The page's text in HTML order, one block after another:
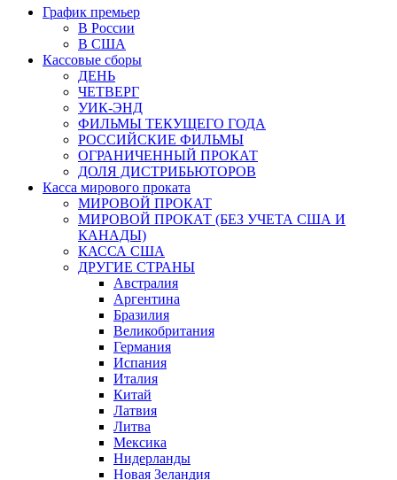
График премьер
В России
В США
Кассовые сборы
ДЕНЬ
ЧЕТВЕРГ
УИК-ЭНД
ФИЛЬМЫ ТЕКУЩЕГО ГОДА
РОССИЙСКИЕ ФИЛЬМЫ
ОГРАНИЧЕННЫЙ ПРОКАТ
ДОЛЯ ДИСТРИБЬЮТОРОВ
Касса мирового проката
МИРОВОЙ ПРОКАТ
МИРОВОЙ ПРОКАТ (БЕЗ УЧЕТА США И
КАНАДЫ)
КАССА США
ДРУГИЕ СТРАНЫ
Австралия
Аргентина
Бразилия
Великобритания
Германия
Испания
Италия
Китай
Латвия
Литва
Мексика
Нидерланды
Новая Зеландия